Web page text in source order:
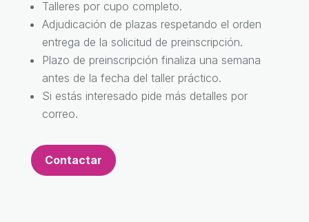
Talleres por cupo completo.
Adjudicación de plazas respetando el orden
entrega de la solicitud de preinscripción.
Plazo de preinscripción finaliza una semana
antes de la fecha del taller práctico.
Si estás interesado pide más detalles por
correo.
Contactar